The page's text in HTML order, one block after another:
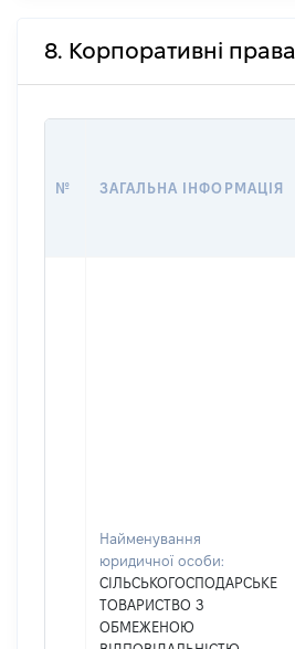
8. Корпоративні права
№ ЗАГАЛЬНА ІНФОРМАЦІЯ
Найменування
юридичної особи:
СІЛЬСЬКОГОСПОДАРСЬКЕ
ТОВАРИСТВО З
ОБМЕЖЕНОЮ